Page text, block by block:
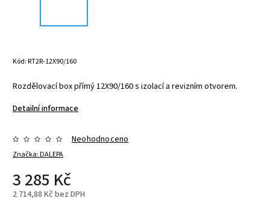
Kód:RT2R-12X90/160
Rozdělovací box přímý 12X90/160 s izolací a revizním otvorem.
Detailní informace
Značka:DALEPA
Neohodnoceno
3 285 Kč
2 714,88 Kč bez DPH